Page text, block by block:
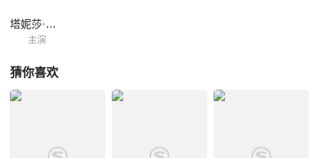
塔妮莎·查特吉
主演
猜你喜欢